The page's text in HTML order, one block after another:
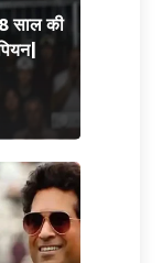
साल की